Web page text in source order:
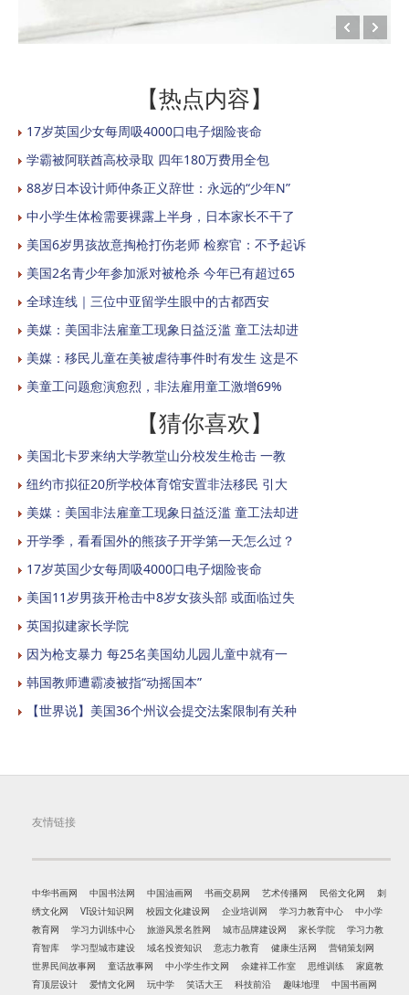
【热点内容】
17岁英国少女每周吸4000口电子烟险丧命
学霸被阿联酋高校录取 四年180万费用全包
88岁日本设计师仲条正义辞世：永远的“少年N”
中小学生体检需要裸露上半身，日本家长不干了
美国6岁男孩故意掏枪打伤老师 检察官：不予起诉
美国2名青少年参加派对被枪杀 今年已有超过65
全球连线｜三位中亚留学生眼中的古都西安
美媒：美国非法雇童工现象日益泛滥 童工法却进
美媒：移民儿童在美被虐待事件时有发生 这是不
美童工问题愈演愈烈，非法雇用童工激增69%
【猜你喜欢】
美国北卡罗来纳大学教堂山分校发生枪击 一教
纽约市拟征20所学校体育馆安置非法移民 引大
美媒：美国非法雇童工现象日益泛滥 童工法却进
开学季，看看国外的熊孩子开学第一天怎么过？
17岁英国少女每周吸4000口电子烟险丧命
美国11岁男孩开枪击中8岁女孩头部 或面临过失
英国拟建家长学院
因为枪支暴力 每25名美国幼儿园儿童中就有一
韩国教师遭霸凌被指“动摇国本”
【世界说】美国36个州议会提交法案限制有关种
友情链接
中华书画网 中国书法网 中国油画网 书画交易网 艺术传播网 民俗文化网
刺
绣文化网
VI设计知识网 校园文化建设网 企业培训网 学习力教育中心
中小学
教育网
学习力训练中心 旅游风景名胜网 城市品牌建设网 家长学院
学习力教
育智库
学习型城市建设 域名投资知识 意志力教育 健康生活网
营销策划网
世界民间故事网
童话故事网 中小学生作文网 余建祥工作室 思维训练
家庭教
育顶层设计
爱情文化网 玩中学 笑话大王 科技前沿 趣味地理 中国书画网